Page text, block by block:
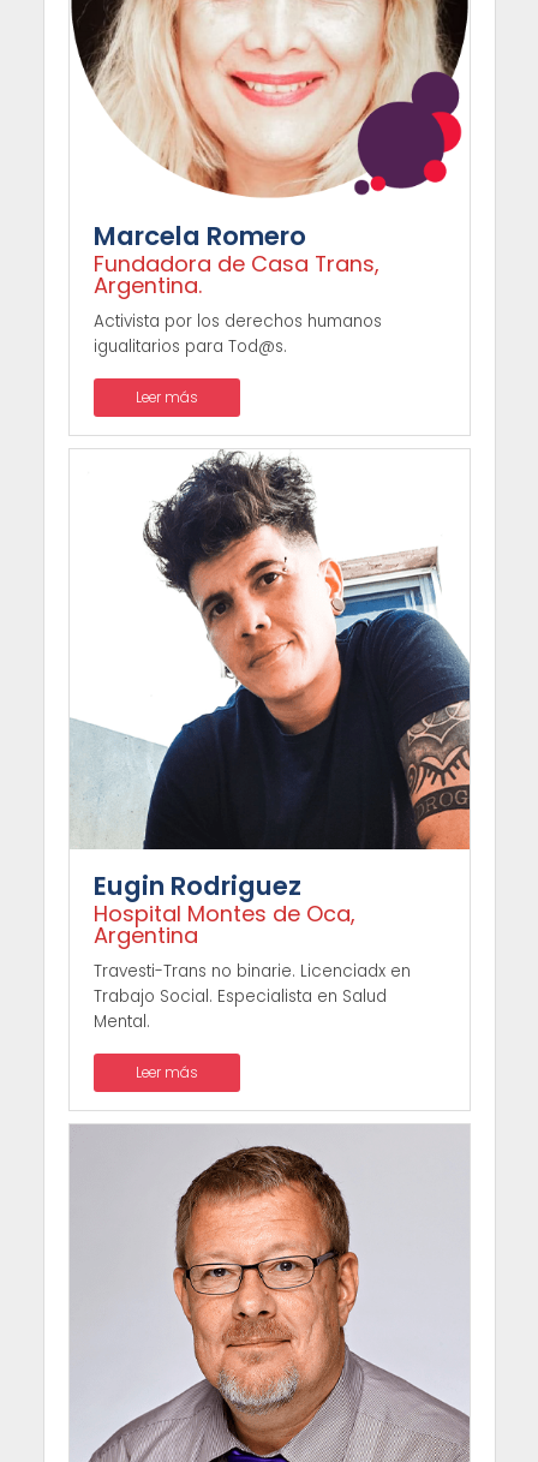
Marcela Romero
Fundadora de Casa Trans,
Argentina.
Activista por los derechos humanos
igualitarios para Tod@s.
Leer más
Eugin Rodriguez
Hospital Montes de Oca,
Argentina
Travesti-Trans no binarie. Licenciadx en
Trabajo Social. Especialista en Salud
Mental.
Leer más